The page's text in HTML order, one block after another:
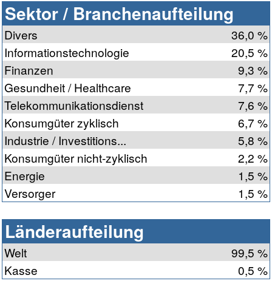
Sektor / Branchenaufteilung
Divers
36,0 %
Informationstechnologie
20,5 %
Finanzen
9,3 %
Gesundheit / Healthcare
7,7 %
Telekommunikationsdienst
7,6 %
Konsumgüter zyklisch
6,7 %
Industrie / Investitions...
5,8 %
Konsumgüter nicht-zyklisch
2,2 %
Energie
1,5 %
Versorger
1,5 %
Länderaufteilung
Welt
99,5 %
Kasse
0,5 %